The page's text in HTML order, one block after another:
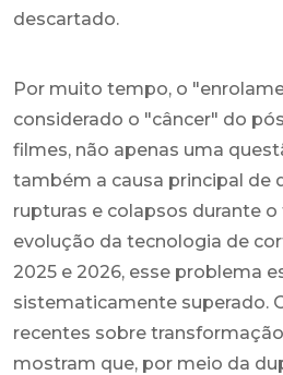
descartado.
Por muito tempo, o
considerado o "câncer" do
filmes, não apenas uma
também a causa principal de
rupturas e colapsos durante
evolução da tecnologia de
2025 e 2026, esse problema
sistematicamente superado.
recentes sobre
mostram que, por meio da